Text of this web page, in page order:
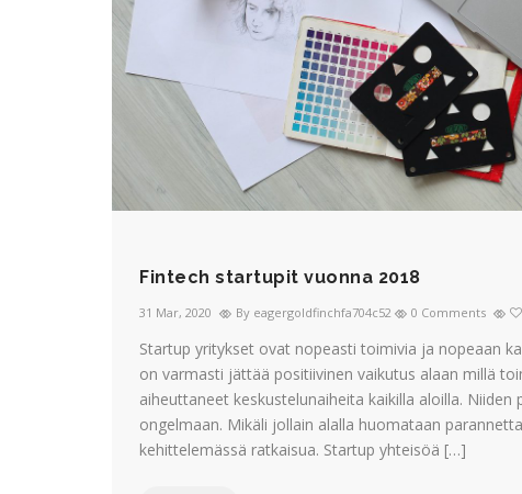
Fintech startupit vuonna 2018
31 Mar, 2020 By eagergoldfinchfa704c52 0 Comments
Startup yritykset ovat nopeasti toimivia ja nopeaan
on varmasti jättää positiivinen vaikutus alaan millä
aiheuttaneet keskustelunaiheita kaikilla aloilla.
ongelmaan. Mikäli jollain alalla huomataan
kehittelemässä ratkaisua. Startup yhteisöä […]